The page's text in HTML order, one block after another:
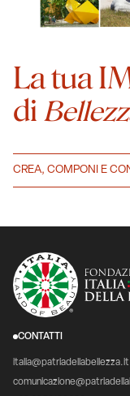
La tua
di
CREA, COMPONI E
CONTATTI
italia@patriadellabellezza.it